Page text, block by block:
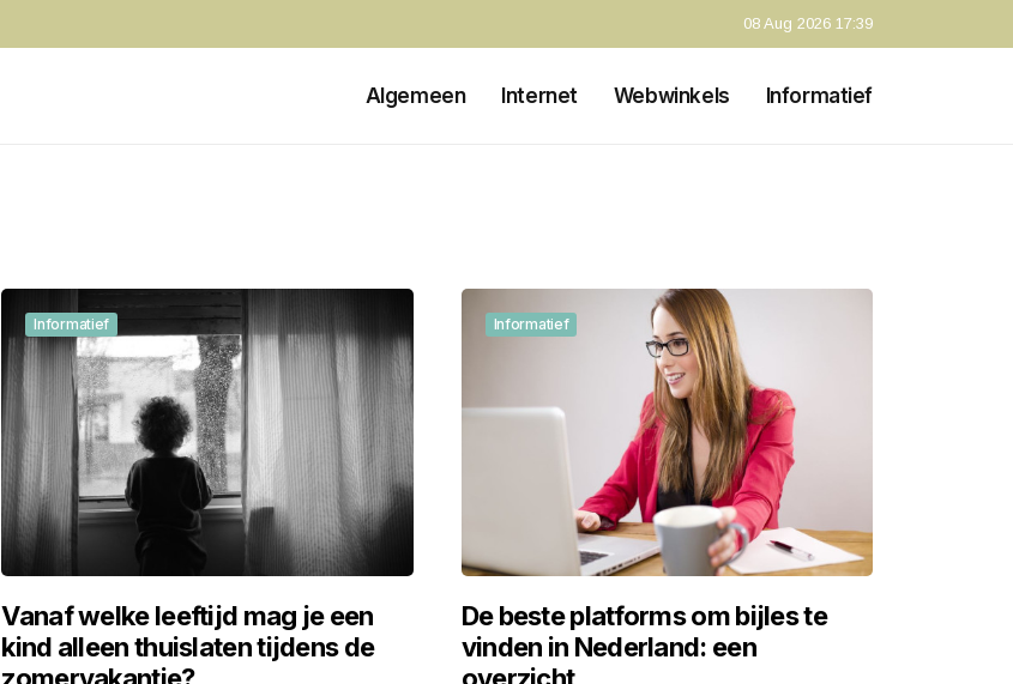
08 Aug 2026 17:39
Algemeen Internet Webwinkels Informatief
Informatief
Vanaf welke leeftijd mag je een
kind alleen thuislaten tijdens de
Informatief
De beste platforms om bijles te
vinden in Nederland: een